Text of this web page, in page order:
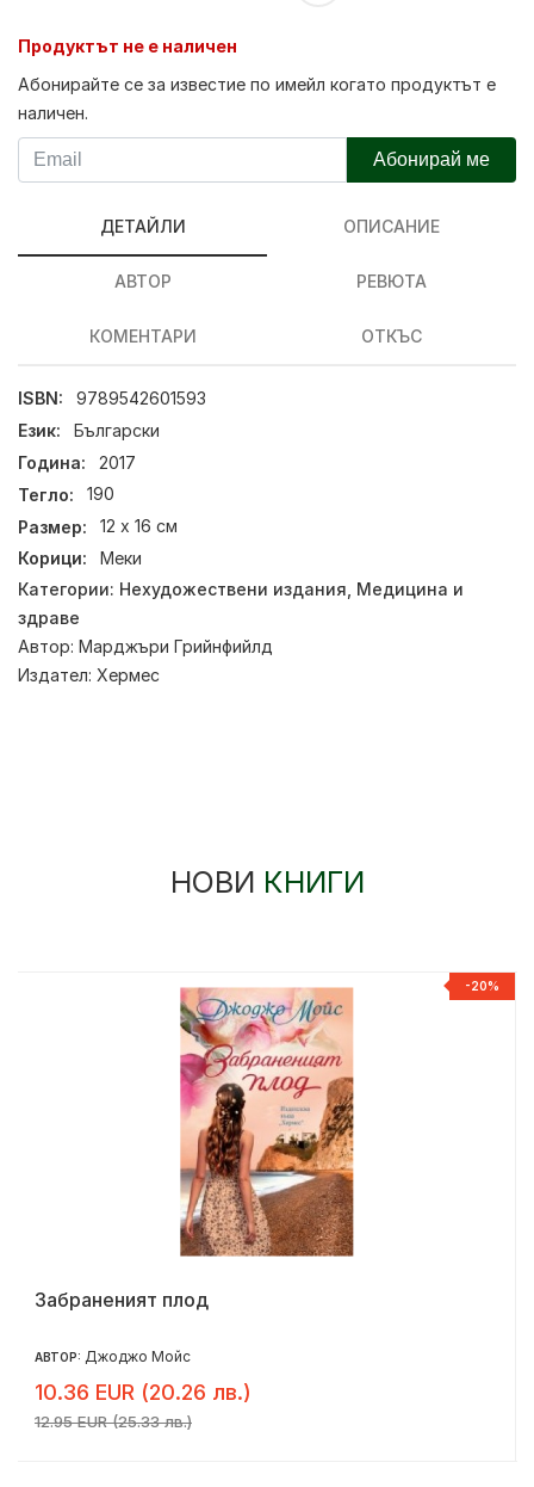
Продуктът не е наличен
Абонирайте се за известие по имейл когато продуктът е
наличен.
Абонирай ме
ДЕТАЙЛИ ОПИСАНИЕ
АВТОР РЕВЮТА
КОМЕНТАРИ ОТКЪС
ISBN:
9789542601593
Език:
Български
Година:
2017
Тегло:
190
Размер:
12 х 16 см
Корици:
Меки
Категории: Нехудожествени издания Медицина и
здраве
Автор: Марджъри Грийнфийлд
Издател: Хермес
НОВИ КНИГИ
-20%
Забраненият плод
АВТОР: Джоджо Мойс
10.36 EUR (20.26 лв.)
12.95 EUR (25.33 лв.)